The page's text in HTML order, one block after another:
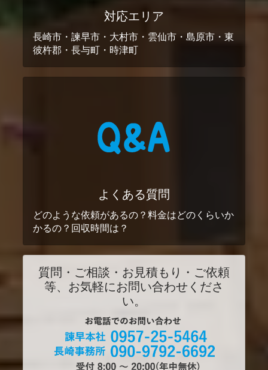
対応エリア
長崎市・諫早市・大村市・雲仙市・島原市・東
彼杵郡・長与町・時津町
よくある質問
どのような依頼があるの？料金はどのくらいか
かるの？回収時間は？
質問・ご相談・お見積もり・ご依頼
等、お気軽にお問い合わせくださ
い。